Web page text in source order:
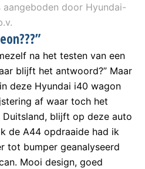
door Hyundai-
na het testen van een
blijft het antwoord?” Maar
deze Hyundai i40 wagon
af waar toch het
blijft op deze auto
de A44 opdraaide had ik
tot bumper geanalyseerd
Mooi design, goed